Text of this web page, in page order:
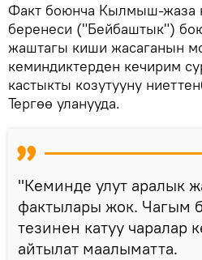
Факт боюнча Кылмыш-жаза
беренеси ("Бейбаштык")
жаштагы киши жасаганын
кеминдиктерден кечирим
кастыкты козутууну
Тергөө уланууда.
"Кеминде улут аралык
фактылары жок. Чагым
тезинен катуу чаралар
айтылат маалыматта.